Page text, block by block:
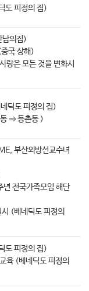
피정의 집)
의집)
국 상해)
은 모든 것을 변화시
딕도 피정의 집)
⇒ 등촌동 )
부산외방선교수녀
전국가족모임 해단
(베네딕도 피정의
피정의 집)
(베네딕도 피정의